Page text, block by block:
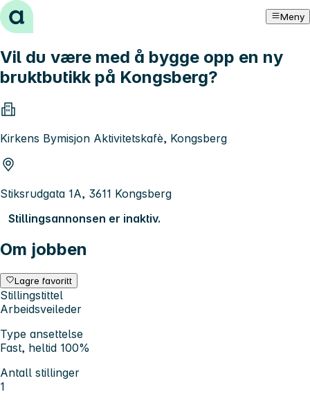
Hopp til innhold Meny
Vil du være med å bygge opp en ny
bruktbutikk på Kongsberg?
Kirkens Bymisjon Aktivitetskafè, Kongsberg
Stiksrudgata 1A, 3611 Kongsberg
Stillingsannonsen er inaktiv.
Om jobben
Lagre favoritt
Stillingstittel
Arbeidsveileder
Type ansettelse
Fast, heltid 100%
Antall stillinger
1